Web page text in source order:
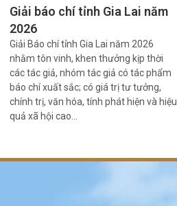
Giải báo chí tỉnh Gia Lai năm
2026
Giải Báo chí tỉnh Gia Lai năm 2026
nhằm tôn vinh, khen thưởng kịp thời
các tác giả, nhóm tác giả có tác phẩm
báo chí xuất sắc; có giá trị tư tưởng,
chính trị, văn hóa, tính phát hiện và hiệu
quả xã hội cao…